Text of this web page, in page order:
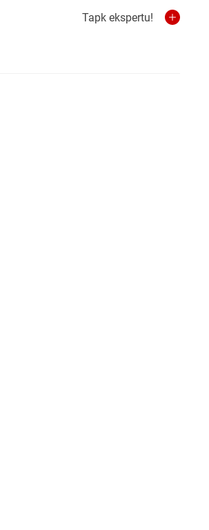
Tapk ekspertu!